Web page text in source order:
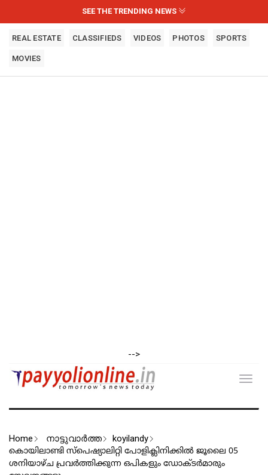
SEE THE TRENDING NEWS
REAL ESTATE CLASSIFIEDS VIDEOS PHOTOS SPORTS
MOVIES
-->
Home നാട്ടുവാര്‍ത്ത koyilandy
കൊയിലാണ്ടി സ്പെഷ്യാലിറ്റി പോളിക്ലിനിക്കിൽ ജൂലൈ 05
ശനിയാഴ്ച പ്രവർത്തിക്കുന്ന ഒപികളും ഡോക്ടർമാരും